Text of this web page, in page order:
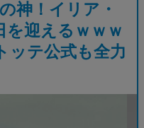
神！イリア・
を迎えるｗｗｗ
ッテ公式も全力